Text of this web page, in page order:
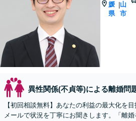
媛
県
|山
市
異性関係(不貞等)による離婚問
【初回相談無料】あなたの利益の最大化を
メールで状況を丁寧にお聞きします。「離